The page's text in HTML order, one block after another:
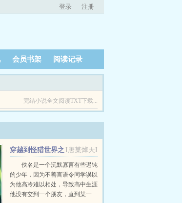
登录 注册
会员书架 阅读记录
完结小说全文阅读TXT下载...
I唐菓焯天I
穿越到怪猎世界之
我是天选苍蓝星
佚名是一个沉默寡言有些迟钝
的少年，因为不善言语令同学误以
为他高冷难以相处，导致高中生涯
他没有交到一个朋友，直到某一